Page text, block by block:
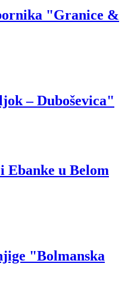
"Granice &
– Duboševica"
Ebanke u Belom
"Bolmanska